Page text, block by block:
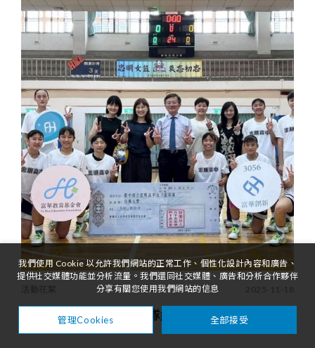
活動花絮 2025-11-18
捐贈忠明高中女子籃球隊經費
我們使用 Cookie 以允許我們網站的正常工作、個性化設計內容和廣告、
提供社交媒體功能並分析流量。我們還同社交媒體、廣告和分析合作夥伴
分享有關您使用我們網站的信息
管理Cookies 全部接受